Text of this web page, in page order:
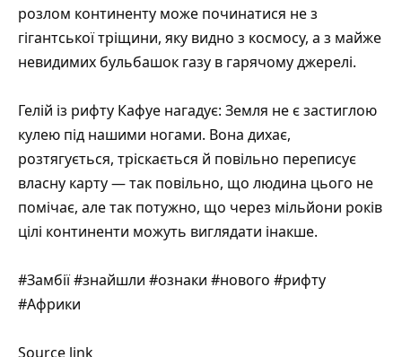
розлом континенту може починатися не з
гігантської тріщини, яку видно з космосу, а з майже
невидимих бульбашок газу в гарячому джерелі.
Гелій із рифту Кафуе нагадує: Земля не є застиглою
кулею під нашими ногами. Вона дихає,
розтягується, тріскається й повільно переписує
власну карту — так повільно, що людина цього не
помічає, але так потужно, що через мільйони років
цілі континенти можуть виглядати інакше.
#Замбії #знайшли #ознаки #нового #рифту
#Африки
Source link